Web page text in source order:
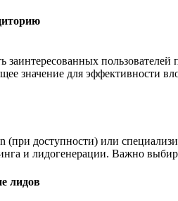
значение для эффективности
доступности) или
и лидогенерации. Важно
лидов